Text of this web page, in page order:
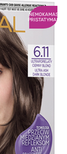
NEMOKAMAS
PRISTATYMAS